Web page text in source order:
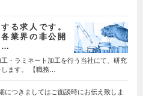
る求人です。
業界の非公開
…
・ラミネート加工を行う当社にて、研究
ます。 【職務…
につきましてはご面談時にお伝え致しま